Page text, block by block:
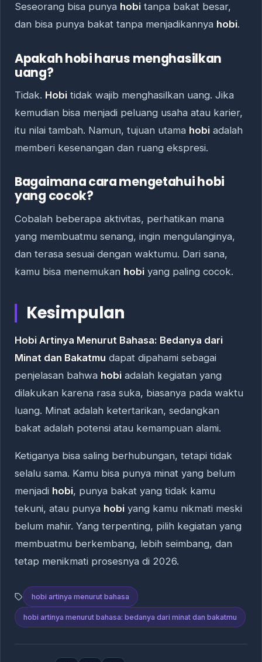
Seseorang bisa punya hobi tanpa bakat besar,
dan bisa punya bakat tanpa menjadikannya hobi.
Apakah hobi harus menghasilkan
uang?
Tidak. Hobi tidak wajib menghasilkan uang. Jika
kemudian bisa menjadi peluang usaha atau karier,
itu nilai tambah. Namun, tujuan utama hobi adalah
memberi kesenangan dan ruang ekspresi.
Bagaimana cara mengetahui hobi
yang cocok?
Cobalah beberapa aktivitas, perhatikan mana
yang membuatmu senang, ingin mengulanginya,
dan terasa sesuai dengan waktumu. Dari sana,
kamu bisa menemukan hobi yang paling cocok.
Kesimpulan
Hobi Artinya Menurut Bahasa: Bedanya dari
Minat dan Bakatmu dapat dipahami sebagai
penjelasan bahwa hobi adalah kegiatan yang
dilakukan karena rasa suka, biasanya pada waktu
luang. Minat adalah ketertarikan, sedangkan
bakat adalah potensi atau kemampuan alami.
Ketiganya bisa saling berhubungan, tetapi tidak
selalu sama. Kamu bisa punya minat yang belum
menjadi hobi, punya bakat yang tidak kamu
tekuni, atau punya hobi yang kamu nikmati meski
belum mahir. Yang terpenting, pilih kegiatan yang
membuatmu berkembang, lebih seimbang, dan
tetap menikmati prosesnya di 2026.
hobi artinya menurut bahasa
hobi artinya menurut bahasa: bedanya dari minat dan bakatmu